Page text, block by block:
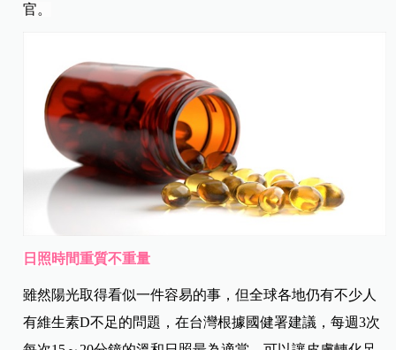
官。
日照時間重質不重量
雖然陽光取得看似一件容易的事，但全球各地仍有不少人
有維生素D不足的問題，在台灣根據國健署建議，每週3次